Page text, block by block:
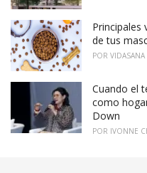
Principales
de tus
POR VIDASANA
Cuando el
como
Down
POR IVONNE